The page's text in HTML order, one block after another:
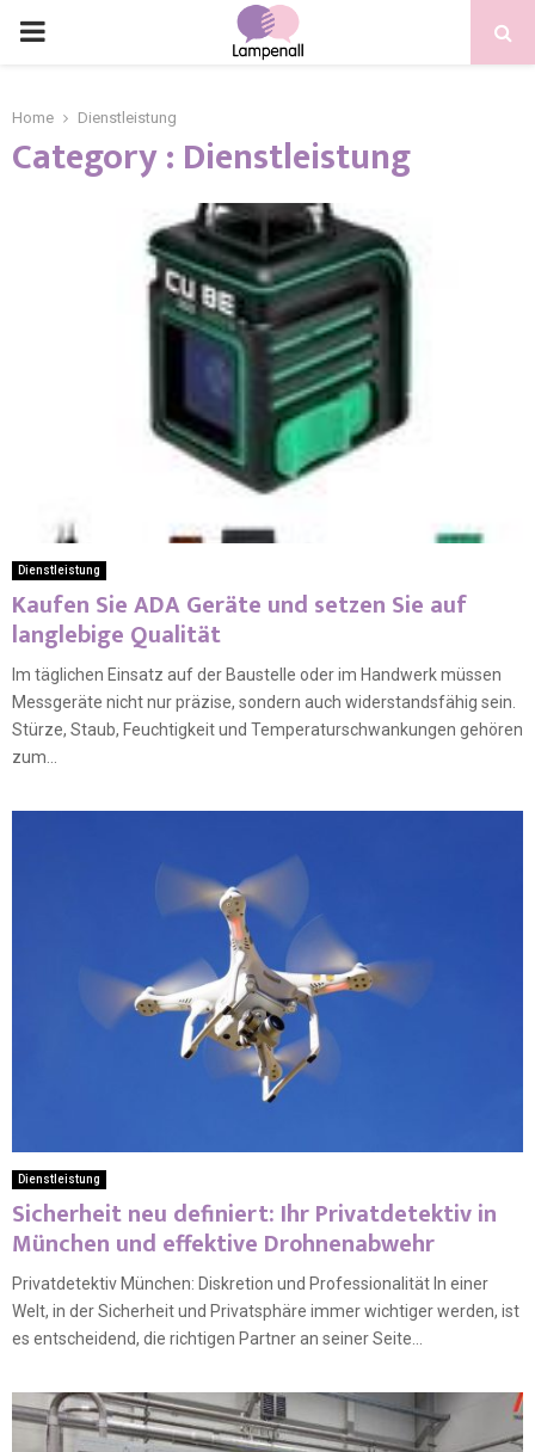
Home Dienstleistung
Category : Dienstleistung
Dienstleistung
Kaufen Sie ADA Geräte und setzen Sie auf
langlebige Qualität
Im täglichen Einsatz auf der Baustelle oder im Handwerk müssen
Messgeräte nicht nur präzise, sondern auch widerstandsfähig sein.
Stürze, Staub, Feuchtigkeit und Temperaturschwankungen gehören
zum...
Dienstleistung
Sicherheit neu definiert: Ihr Privatdetektiv in
München und effektive Drohnenabwehr
Privatdetektiv München: Diskretion und Professionalität In einer
Welt, in der Sicherheit und Privatsphäre immer wichtiger werden, ist
es entscheidend, die richtigen Partner an seiner Seite...